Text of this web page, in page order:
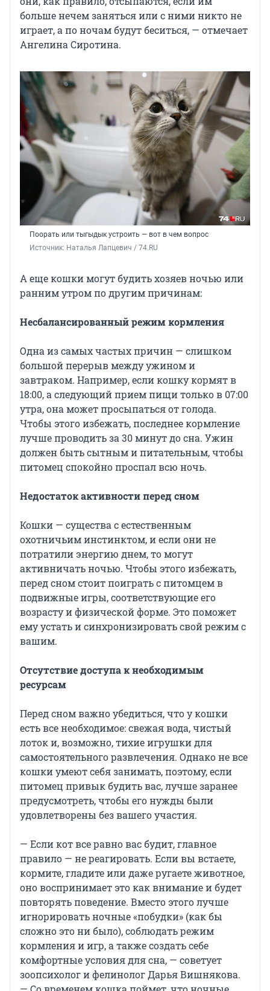
больше нечем заняться или с ними никто не
играет, а по ночам будут беситься, — отмечает
Ангелина Сиротина.
Поорать или тыгыдык устроить — вот в чем вопрос
Источник: Наталья Лапцевич / 74.RU
А еще кошки могут будить хозяев ночью или
ранним утром по другим причинам:
Несбалансированный режим кормления
Одна из самых частых причин — слишком
большой перерыв между ужином и
завтраком. Например, если кошку кормят в
18:00, а следующий прием пищи только в 07:00
утра, она может просыпаться от голода.
Чтобы этого избежать, последнее кормление
лучше проводить за 30 минут до сна. Ужин
должен быть сытным и питательным, чтобы
питомец спокойно проспал всю ночь.
Недостаток активности перед сном
Кошки — существа с естественным
охотничьим инстинктом, и если они не
потратили энергию днем, то могут
активничать ночью. Чтобы этого избежать,
перед сном стоит поиграть с питомцем в
подвижные игры, соответствующие его
возрасту и физической форме. Это поможет
ему устать и синхронизировать свой режим с
вашим.
Отсутствие доступа к необходимым
ресурсам
Перед сном важно убедиться, что у кошки
есть все необходимое: свежая вода, чистый
лоток и, возможно, тихие игрушки для
самостоятельного развлечения. Однако не все
кошки умеют себя занимать, поэтому, если
питомец привык будить вас, лучше заранее
предусмотреть, чтобы его нужды были
удовлетворены без вашего участия.
— Если кот все равно вас будит, главное
правило — не реагировать. Если вы встаете,
кормите, гладите или даже ругаете животное,
оно воспринимает это как внимание и будет
повторять поведение. Вместо этого лучше
игнорировать ночные «побудки» (как бы
сложно это ни было), соблюдать режим
кормления и игр, а также создать себе
комфортные условия для сна, — советует
зоопсихолог и фелинолог Дарья Вишнякова.